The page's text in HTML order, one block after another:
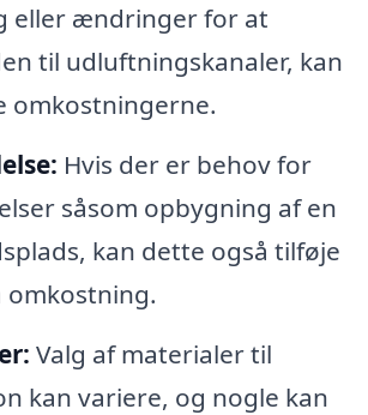
eller ændringer for at
til udluftningskanaler, kan
omkostningerne.
Hvis der er behov for
såsom opbygning af en
kan dette også tilføje
omkostning.
Valg af materialer til
kan variere, og nogle kan